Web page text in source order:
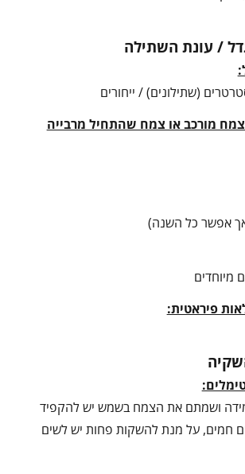
/ עונת השתילה
(שתילונים) / ייחורים
מורכב או צמח שהתחיל מרבייה
אפשר כל השנה)
מיוחדים
פיראטית:
ושמתם את הצמח בשמש יש להקפיד
חמים, על מנת להשקות פחות יש לשים